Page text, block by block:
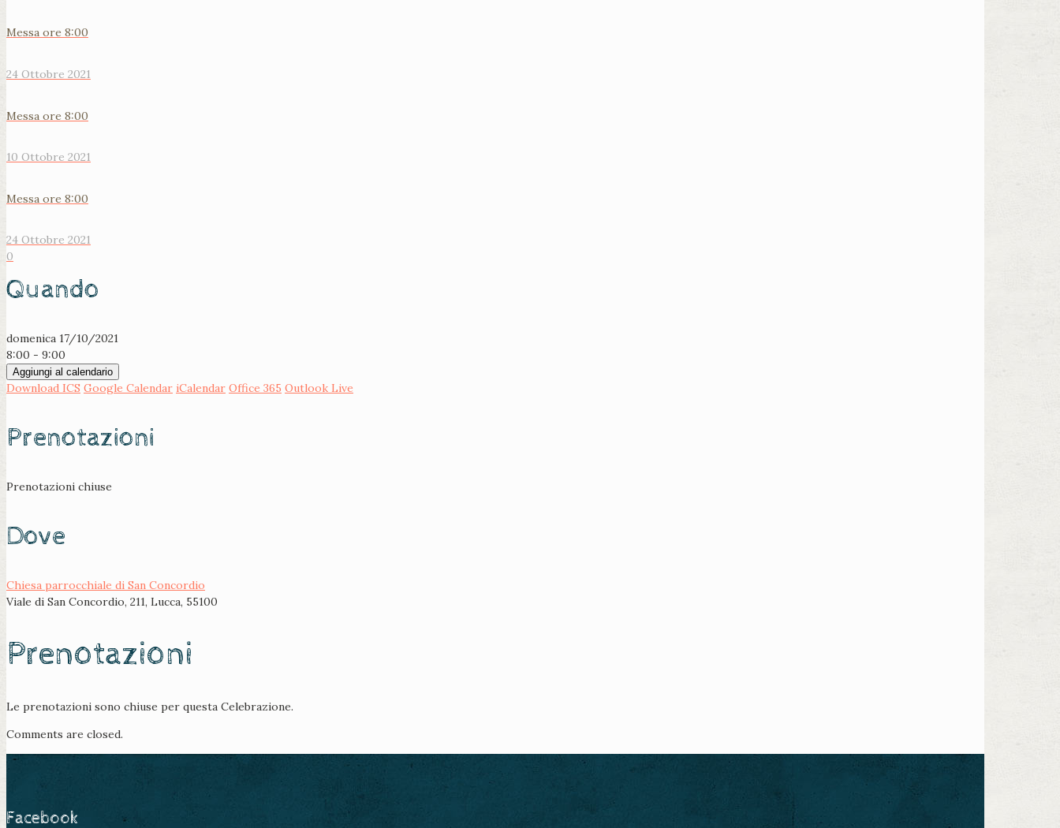
Messa ore 8:00
24 Ottobre 2021
Messa ore 8:00
10 Ottobre 2021
Messa ore 8:00
24 Ottobre 2021
0
Quando
domenica 17/10/2021
8:00 - 9:00
Aggiungi al calendario
Download ICS Google Calendar iCalendar Office 365 Outlook Live
Prenotazioni
Prenotazioni chiuse
Dove
Chiesa parrocchiale di San Concordio
Viale di San Concordio, 211, Lucca, 55100
Prenotazioni
Le prenotazioni sono chiuse per questa Celebrazione.
Comments are closed.
Facebook